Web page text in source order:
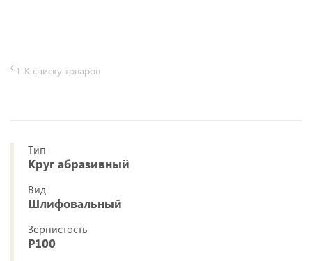
К списку товаров
Тип
Круг абразивный
Вид
Шлифовальный
Зернистость
P100